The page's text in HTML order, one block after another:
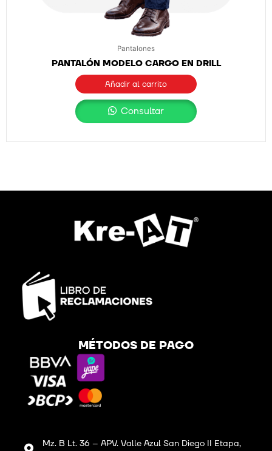
Pantalones
PANTALÓN MODELO CARGO EN DRILL
Añadir al carrito
Consultar
MÉTODOS DE PAGO
Mz. B Lt. 36 – APV. Valle Azul San Diego II Etapa,